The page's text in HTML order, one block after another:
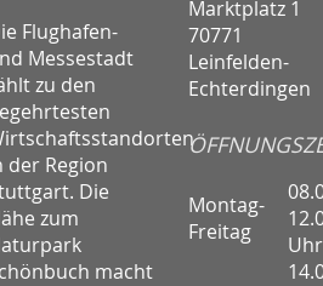
Flughafen-
Messestadt
zu den
der Region
Die
zum
macht
Marktplatz 1
70771
Leinfelden-
Echterdingen
Montag-
Freitag
Uhr